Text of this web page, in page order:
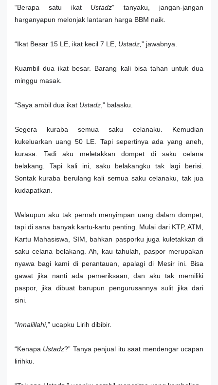
“Berapa satu ikatUstadz” tanyaku, jangan-jangan
harganyapun melonjak lantaran harga BBM naik.
“Ikat Besar 15 LE, ikat kecil 7 LE, Ustadz, ” jawabnya.
Kuambil dua ikat besar. Barang kali bisa tahan untuk dua
minggu masak.
“Saya ambil dua ikat Ustadz ,” balasku.
Segera kuraba semua saku celanaku. Kemudian
kukeluarkan uang 50 LE. Tapi sepertinya ada yang aneh,
kurasa. Tadi aku meletakkan dompet di saku celana
belakang. Tapi kali ini, saku belakangku tak lagi berisi.
Sontak kuraba berulang kali semua saku celanaku, tak jua
kudapatkan.
Walaupun aku tak pernah menyimpan uang dalam dompet,
tapi di sana banyak kartu-kartu penting. Mulai dari KTP, ATM,
Kartu Mahasiswa, SIM, bahkan pasporku juga kuletakkan di
saku celana belakang. Ah, kau tahulah, paspor merupakan
nyawa bagi kami di perantauan, apalagi di Mesir ini. Bisa
gawat jika nanti ada pemeriksaan, dan aku tak memiliki
paspor, jika dibuat barupun pengurusannya sulit jika dari
sini.
“Innalillahi,” ucapku Lirih dibibir.
“Kenapa Ustadz?” Tanya penjual itu saat mendengar ucapan
lirihku.